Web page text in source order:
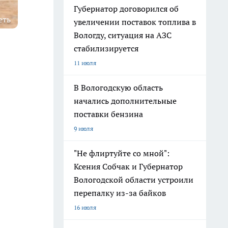
Губернатор договорился об
увеличении поставок топлива в
Вологду, ситуация на АЗС
стабилизируется
11 июля
В Вологодскую область
начались дополнительные
поставки бензина
9 июля
"Не флиртуйте со мной":
Ксения Собчак и Губернатор
Вологодской области устроили
перепалку из-за байков
16 июля